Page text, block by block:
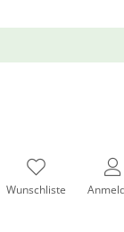
Wunschliste